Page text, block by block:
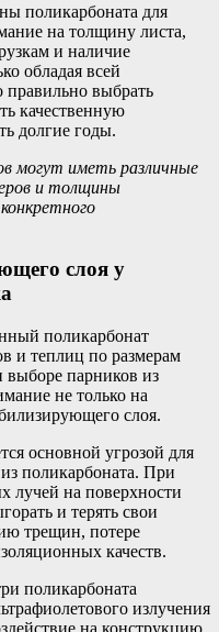
поликарбоната для
на толщину листа,
и наличие
обладая всей
выбрать
качественную
долгие годы.
могут иметь различные
и толщины
слоя у
поликарбонат
и теплиц по размерам
парников из
не только на
слоя.
основной угрозой для
поликарбоната. При
лучей на поверхности
и терять свои
трещин, потере
качеств.
поликарбоната
излучения
на конструкцию